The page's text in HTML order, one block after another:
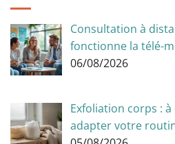
Consultation à
fonctionne la télé-
06/08/2026
Exfoliation corps :
adapter votre